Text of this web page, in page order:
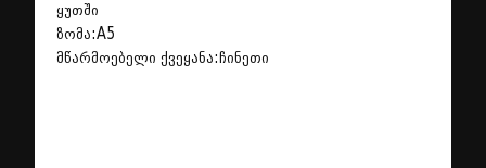
ყუთში
ზომა:A5
მწარმოებელი ქვეყანა:ჩინეთი